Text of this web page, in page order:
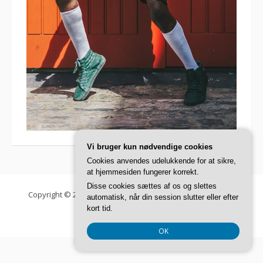
Copyright © 2026 Danish Fashion Institute. Alle rettigheder
forbeholdes.
CVR-Nummer DK37407739
Vi bruger kun nødvendige cookies
Cookies anvendes udelukkende for at sikre,
at hjemmesiden fungerer korrekt.
Disse cookies sættes af os og slettes
automatisk, når din session slutter eller efter
kort tid.
OK